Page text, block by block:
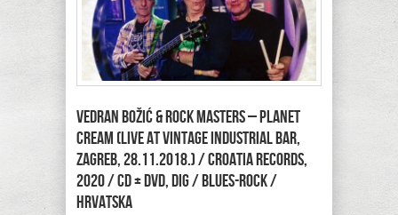
VEDRAN BOŽIĆ & ROCK MASTERS – Planet
Cream (Live at Vintage Industrial Bar,
Zagreb, 28.11.2018.) / Croatia Records,
2020 / CD + DVD, Dig / blues-rock /
Hrvatska